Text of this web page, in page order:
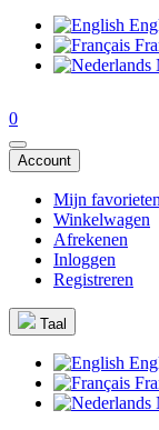
0
Account
Mijn favorieten
Winkelwagen
Afrekenen
Inloggen
Registreren
Taal